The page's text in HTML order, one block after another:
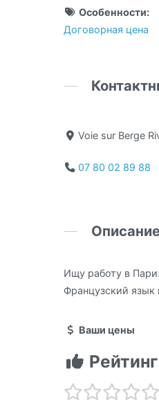
Особенности:
Договорная цена
Voie sur Berge
07 80 02 89 88
Ищу работу в
Французский язык
Ваши цены